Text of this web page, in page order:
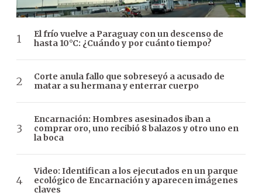
El frío vuelve a Paraguay con un descenso de
hasta 10°C: ¿Cuándo y por cuánto tiempo?
Corte anula fallo que sobreseyó a acusado de
matar a su hermana y enterrar cuerpo
Encarnación: Hombres asesinados iban a
comprar oro, uno recibió 8 balazos y otro uno en
la boca
Video: Identifican a los ejecutados en un parque
ecológico de Encarnación y aparecen imágenes
claves